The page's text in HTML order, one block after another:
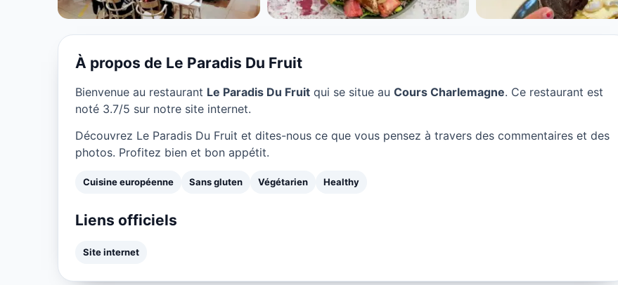
★ 3.7/5
À propos de Le Paradis Du Fruit
Bienvenue au restaurant Le Paradis Du Fruit qui se situe au Cours Charlemagne. Ce restaurant est
noté 3.7/5 sur notre site internet.
Découvrez Le Paradis Du Fruit et dites-nous ce que vous pensez à travers des commentaires et des
photos. Profitez bien et bon appétit.
Cuisine européenne Sans gluten Végétarien Healthy
Liens officiels
Site internet